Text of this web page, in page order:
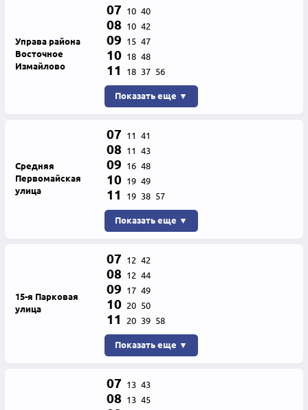
Управа района
Восточное
Измайлово
07 10 40
08 10 42
09 15 47
10 18 48
11 18 37 56
Показать еще ▼
Средняя
Первомайская
улица
07 11 41
08 11 43
09 16 48
10 19 49
11 19 38 57
Показать еще ▼
15-я Парковая
улица
07 12 42
08 12 44
09 17 49
10 20 50
11 20 39 58
Показать еще ▼
07 13 43
08 13 45